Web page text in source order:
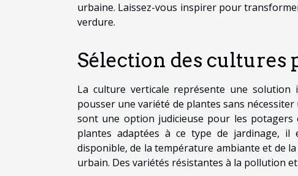
urbaine. Laissez-vous inspirer pour
verdure.
Sélection des
La culture verticale représente une
pousser une variété de plantes sans
sont une option judicieuse pour les
plantes adaptées à ce type de jardinage,
disponible, de la température ambiante et de
urbain. Des variétés résistantes à la pollution